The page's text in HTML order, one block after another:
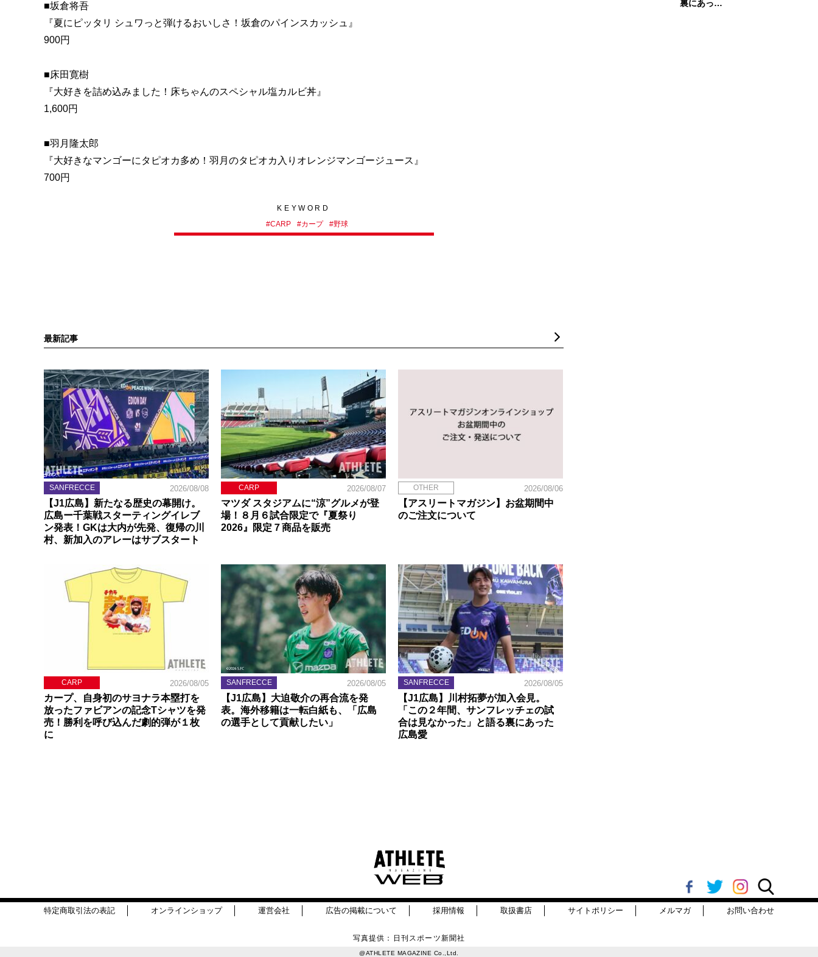
■坂倉将吾
『夏にピッタリ シュワっと弾けるおいしさ！坂倉のパインスカッシュ』
900円
■床田寛樹
『大好きを詰め込みました！床ちゃんのスペシャル塩カルビ丼』
1,600円
■羽月隆太郎
『大好きなマンゴーにタピオカ多め！羽月のタピオカ入りオレンジマンゴージュース』
700円
KEYWORD
#CARP #カープ #野球
最新記事
SANFRECCE 2026/08/08
【J1広島】新たなる歴史の幕開け。
広島ー千葉戦スターティングイレブ
ン発表！GKは大内が先発、復帰の川
村、新加入のアレーはサブスタート
CARP 2026/08/07
マツダ スタジアムに“涼”グルメが登
場！８月６試合限定で『夏祭り
2026』限定７商品を販売
OTHER 2026/08/06
【アスリートマガジン】お盆期間中
のご注文について
CARP 2026/08/05
カープ、自身初のサヨナラ本塁打を
放ったファビアンの記念Tシャツを発
売！勝利を呼び込んだ劇的弾が１枚
に
SANFRECCE 2026/08/05
【J1広島】大迫敬介の再合流を発
表。海外移籍は一転白紙も、「広島
の選手として貢献したい」
SANFRECCE 2026/08/05
【J1広島】川村拓夢が加入会見。
「この２年間、サンフレッチェの試
合は見なかった」と語る裏にあった
広島愛
裏にあっ…
特定商取引法の表記 オンラインショップ 運営会社 広告の掲載について 採用情報 取扱書店 サイトポリシー メルマガ お問い合わせ
写真提供：日刊スポーツ新聞社
@ATHLETE MAGAZINE Co.,Ltd.